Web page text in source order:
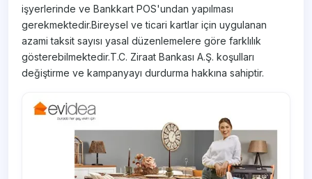
işyerlerinde ve Bankkart POS'undan yapılması
gerekmektedir.Bireysel ve ticari kartlar için uygulanan
azami taksit sayısı yasal düzenlemelere göre farklılık
gösterebilmektedir.T.C. Ziraat Bankası A.Ş. koşulları
değiştirme ve kampanyayı durdurma hakkına sahiptir.